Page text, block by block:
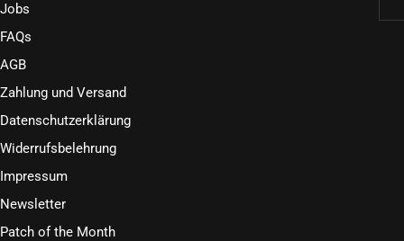
Jobs
FAQs
AGB
Zahlung und Versand
Datenschutzerklärung
Widerrufsbelehrung
Impressum
Newsletter
Patch of the Month